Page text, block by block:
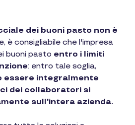
dei buoni pasto non è
è consigliabile che l'impresa
buoni pasto entro i limiti
: entro tale soglia,
essere integralmente
dei collaboratori si
sull'intera azienda.